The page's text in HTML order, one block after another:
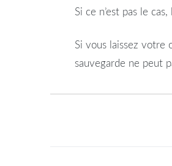
Si ce n’est pas le
Si vous laissez votre
sauvegarde ne peut